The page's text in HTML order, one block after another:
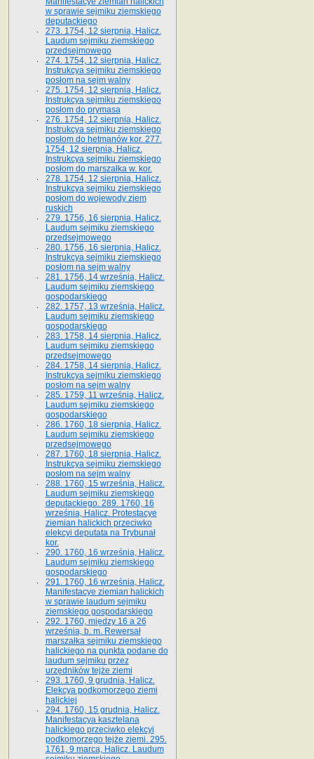
w sprawie sejmiku ziemskiego
deputackiego
273. 1754, 12 sierpnia, Halicz.
Laudum sejmiku ziemskiego
przedsejmowego
274. 1754, 12 sierpnia, Halicz.
Instrukcya sejmiku ziemskiego
posłom na sejm walny
275. 1754, 12 sierpnia, Halicz.
Instrukcya sejmiku ziemskiego
posłom do prymasa
276. 1754, 12 sierpnia, Halicz.
Instrukcya sejmiku ziemskiego
posłom do hetmanów kor. 277.
1754, 12 sierpnia, Halicz.
Instrukcya sejmiku ziemskiego
posłom do marszałka w. kor.
278. 1754, 12 sierpnia, Halicz.
Instrukcya sejmiku ziemskiego
posłom do wojewody ziem
ruskich
279. 1756, 16 sierpnia, Halicz.
Laudum sejmiku ziemskiego
przedsejmowego
280. 1756, 16 sierpnia, Halicz.
Instrukcya sejmiku ziemskiego
posłom na sejm walny
281. 1756, 14 września, Halicz.
Laudum sejmiku ziemskiego
gospodarskiego
282. 1757, 13 września, Halicz.
Laudum sejmiku ziemskiego
gospodarskiego
283. 1758, 14 sierpnia, Halicz.
Laudum sejmiku ziemskiego
przedsejmowego
284. 1758, 14 sierpnia, Halicz.
Instrukcya sejmiku ziemskiego
posłom na sejm walny
285. 1759, 11 września, Halicz.
Laudum sejmiku ziemskiego
gospodarskiego
286. 1760, 18 sierpnia, Halicz.
Laudum sejmiku ziemskiego
przedsejmowego
287. 1760, 18 sierpnia, Halicz.
Instrukcya sejmiku ziemskiego
posłom na sejm walny
288. 1760, 15 września, Halicz.
Laudum sejmiku ziemskiego
deputackiego. 289. 1760, 16
września, Halicz. Protestacye
ziemian halickich przeciwko
elekcyi deputata na Trybunał
kor.
290. 1760, 16 września, Halicz.
Laudum sejmiku ziemskiego
gospodarskiego
291. 1760, 16 września, Halicz.
Manifestacye ziemian halickich
w sprawie laudum sejmiku
ziemskiego gospodarskiego
292. 1760, między 16 a 26
września, b. m. Rewersał
marszałka sejmiku ziemskiego
halickiego na punkta podane do
laudum sejmiku przez
urzędników tejże ziemi
293. 1760, 9 grudnia, Halicz.
Elekcya podkomorzego ziemi
halickiej
294. 1760, 15 grudnia, Halicz.
Manifestacya kasztelana
halickiego przeciwko elekcyi
podkomorzego tejże ziemi. 295.
1761, 9 marca, Halicz. Laudum